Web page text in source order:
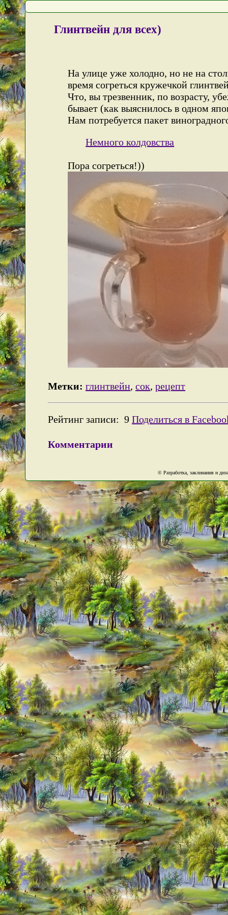
Глинтвейн для всех)
На улице уже холодно, но не на
время согреться кружечкой
Что, вы трезвенник, по возрасту,
бывает (как выяснилось в одном
Нам потребуется пакет
Немного колдовства
Пора согреться!))
Метки: глинтвейн,сок,рецепт
Рейтинг записи: 9 Поделиться в
Комментарии
© Разработка, заклинания и